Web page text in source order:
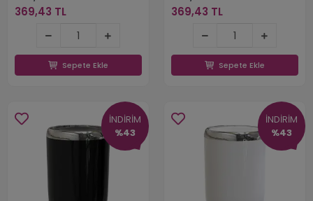
369,43 TL
Sepete Ekle
369,43 TL
Sepete Ekle
İNDİRİM
%43
İNDİRİM
%43